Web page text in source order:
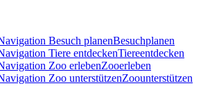
Besuchplanen
Tiereentdecken
Zooerleben
Zoounterstützen